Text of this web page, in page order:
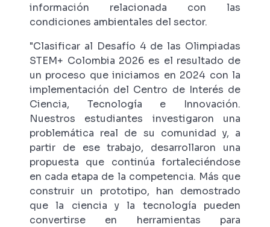
información relacionada con las
condiciones ambientales del sector.
"Clasificar al Desafío 4 de las Olimpiadas
STEM+ Colombia 2026 es el resultado de
un proceso que iniciamos en 2024 con la
implementación del Centro de Interés de
Ciencia, Tecnología e Innovación.
Nuestros estudiantes investigaron una
problemática real de su comunidad y, a
partir de ese trabajo, desarrollaron una
propuesta que continúa fortaleciéndose
en cada etapa de la competencia. Más que
construir un prototipo, han demostrado
que la ciencia y la tecnología pueden
convertirse en herramientas para